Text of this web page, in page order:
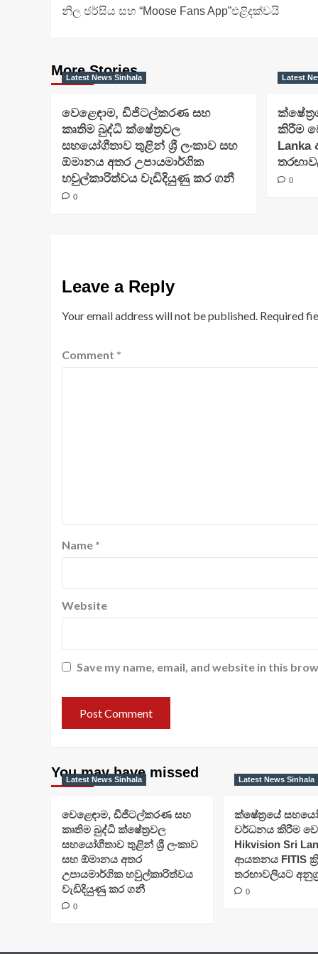
නිල ජර්සිය සහ “Moose Fans App”එළිදක්වයි
More Stories
Latest News Sinhala
වෙළෙඳාම, ඩිජිටල්කරණ සහ
කෘතිම බුද්ධි ක්ෂේත්‍රවල
සහයෝගීතාව තුළින් ශ්‍රී ලංකාව සහ
ඕමානය අතර උපායමාර්ගික
හවුල්කාරිත්වය වැඩිදියුණු කර ගනී
0
Latest
කිරීම
0
Leave a Reply
Your email address will not be published. Required
Comment *
Name *
Website
Save my name, email, and website in this
You may have missed
Latest News Sinhala
වෙළෙඳාම, ඩිජිටල්කරණ සහ
කෘතිම බුද්ධි ක්ෂේත්‍රවල
සහයෝගීතාව තුළින් ශ්‍රී ලංකාව
සහ ඕමානය අතර
උපායමාර්ගික හවුල්කාරිත්වය
වැඩිදියුණු කර ගනී
0
Latest News Sinhala
ක්ෂේත්‍රයේ
වර්ධනය කිරීම
Hikvision Sri
ආයතනය FITIS
තරඟාවලියට
0